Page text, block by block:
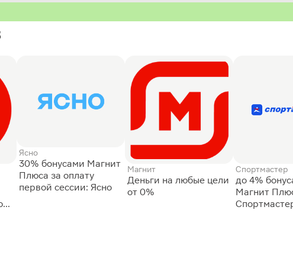
Ясно
30% бонусами Магнит
Плюса за оплату
первой сессии: Ясно
Магнит
Деньги на любые цели
от 0%
Спортмастер
до 4%
Магнит